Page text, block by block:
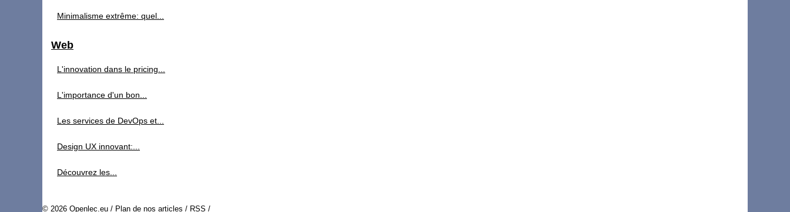
Minimalisme extrême: quel...
Web
L'innovation dans le pricing...
L'importance d'un bon...
Les services de DevOps et...
Design UX innovant:...
Découvrez les...
© 2026 Openlec.eu / Plan de nos articles / RSS /